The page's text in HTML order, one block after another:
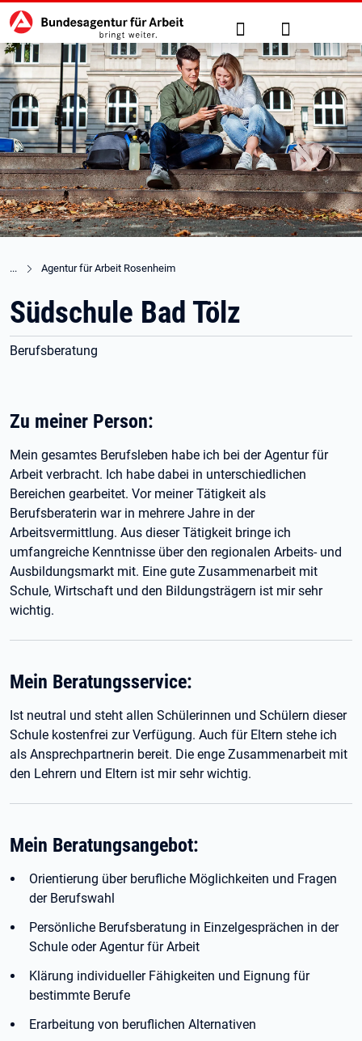
zu den Hauptinhalten springen
Hauptnavigation Suche Anmelden
Agentur für Arbeit Rosenheim
Südschule Bad Tölz
Berufsberatung
Zu meiner Person:
Mein gesamtes Berufsleben habe ich bei der Agentur für
Arbeit verbracht. Ich habe dabei in unterschiedlichen
Bereichen gearbeitet. Vor meiner Tätigkeit als
Berufsberaterin war in mehrere Jahre in der
Arbeitsvermittlung. Aus dieser Tätigkeit bringe ich
umfangreiche Kenntnisse über den regionalen Arbeits- und
Ausbildungsmarkt mit. Eine gute Zusammenarbeit mit
Schule, Wirtschaft und den Bildungsträgern ist mir sehr
wichtig.
Mein Beratungsservice:
Ist neutral und steht allen Schülerinnen und Schülern dieser
Schule kostenfrei zur Verfügung. Auch für Eltern stehe ich
als Ansprechpartnerin bereit. Die enge Zusammenarbeit mit
den Lehrern und Eltern ist mir sehr wichtig.
Mein Beratungsangebot:
Orientierung über berufliche Möglichkeiten und Fragen
der Berufswahl
Persönliche Berufsberatung in Einzelgesprächen in der
Schule oder Agentur für Arbeit
Klärung individueller Fähigkeiten und Eignung für
bestimmte Berufe
Erarbeitung von beruflichen Alternativen